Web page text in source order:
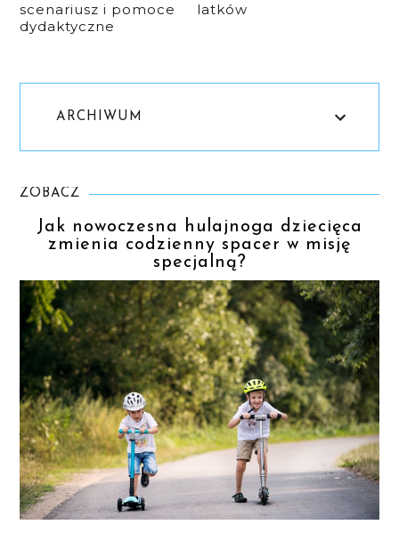
scenariusz i pomoce
dydaktyczne
latków
ARCHIWUM
ZOBACZ
Jak nowoczesna hulajnoga dziecięca
zmienia codzienny spacer w misję
specjalną?